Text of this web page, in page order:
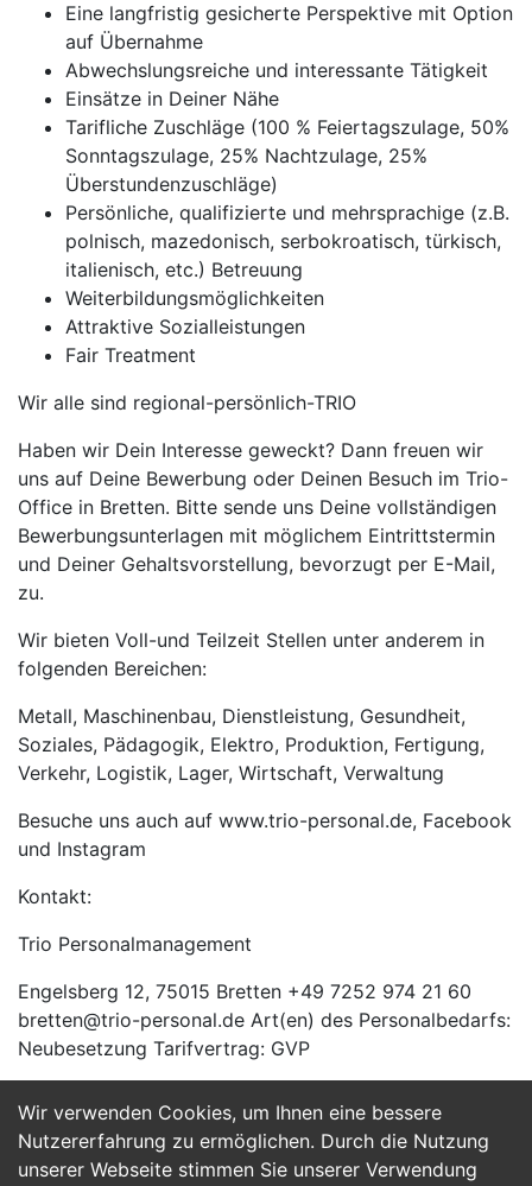
Wir verwenden Cookies, um Ihnen eine bessere
Nutzererfahrung zu ermöglichen. Durch die Nutzung
unserer Webseite stimmen Sie unserer Verwendung
Eine langfristig gesicherte Perspektive mit Option
auf Übernahme
Abwechslungsreiche und interessante Tätigkeit
Einsätze in Deiner Nähe
Tarifliche Zuschläge (100 % Feiertagszulage, 50%
Sonntagszulage, 25% Nachtzulage, 25%
Überstundenzuschläge)
Persönliche, qualifizierte und mehrsprachige (z.B.
polnisch, mazedonisch, serbokroatisch, türkisch,
italienisch, etc.) Betreuung
Weiterbildungsmöglichkeiten
Attraktive Sozialleistungen
Fair Treatment
Wir alle sind regional-persönlich-TRIO
Haben wir Dein Interesse geweckt? Dann freuen wir
uns auf Deine Bewerbung oder Deinen Besuch im Trio-
Office in Bretten. Bitte sende uns Deine vollständigen
Bewerbungsunterlagen mit möglichem Eintrittstermin
und Deiner Gehaltsvorstellung, bevorzugt per E-Mail,
zu.
Wir bieten Voll-und Teilzeit Stellen unter anderem in
folgenden Bereichen:
Metall, Maschinenbau, Dienstleistung, Gesundheit,
Soziales, Pädagogik, Elektro, Produktion, Fertigung,
Verkehr, Logistik, Lager, Wirtschaft, Verwaltung
Besuche uns auch auf www.trio-personal.de, Facebook
und Instagram
Kontakt:
Trio Personalmanagement
Engelsberg 12, 75015 Bretten +49 7252 974 21 60
bretten@trio-personal.de Art(en) des Personalbedarfs:
Neubesetzung Tarifvertrag: GVP
Jetzt Bewerben